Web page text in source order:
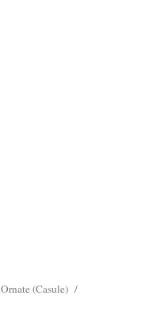
Ornate (Casule)